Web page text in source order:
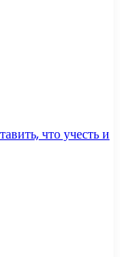
что учесть и